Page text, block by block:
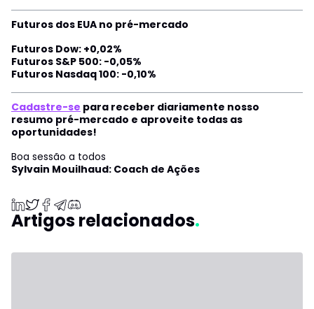
Futuros dos EUA no pré-mercado
Futuros Dow: +0,02%
Futuros S&P 500: -0,05%
Futuros Nasdaq 100: -0,10%
Cadastre-se para receber diariamente nosso
resumo pré-mercado e aproveite todas as
oportunidades!
Boa sessão a todos
Sylvain Mouilhaud: Coach de Ações
Artigos relacionados